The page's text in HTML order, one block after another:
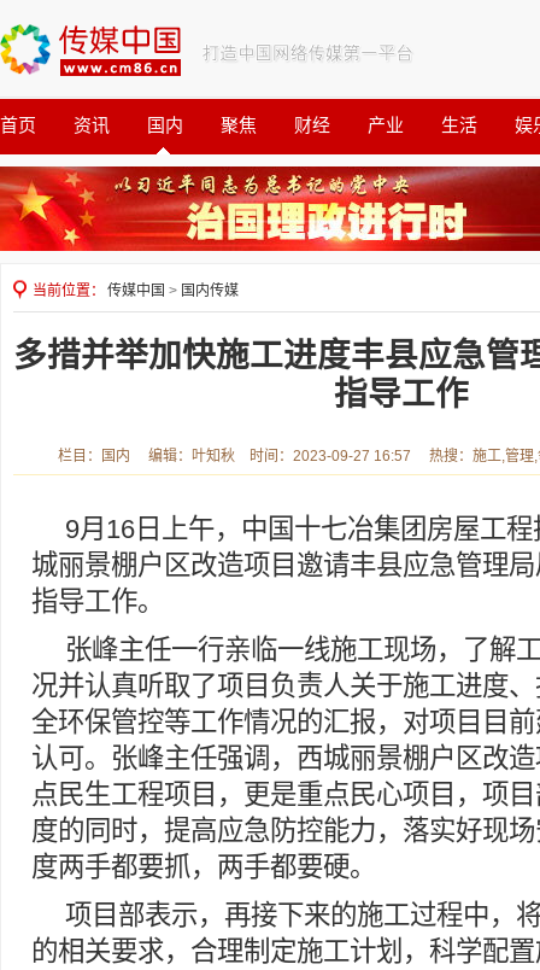
首页 资讯 国内 聚焦 财经 产业 生活 娱
观察 公益
当前位置： 传媒中国 > 国内传媒
多措并举加快施工进度丰县应急管
指导工作
栏目：国内 编辑：叶知秋 时间：2023-09-27 16:57 热搜：施工,管
9月16日上午，中国十七冶集团房屋工
城丽景棚户区改造项目邀请丰县应急管理
指导工作。
张峰主任一行亲临一线施工现场，了解
况并认真听取了项目负责人关于施工进度
全环保管控等工作情况的汇报，对项目目
认可。张峰主任强调，西城丽景棚户区改
点民生工程项目，更是重点民心项目，项
度的同时，提高应急防控能力，落实好现
度两手都要抓，两手都要硬。
项目部表示，再接下来的施工过程中，
的相关要求，合理制定施工计划，科学配